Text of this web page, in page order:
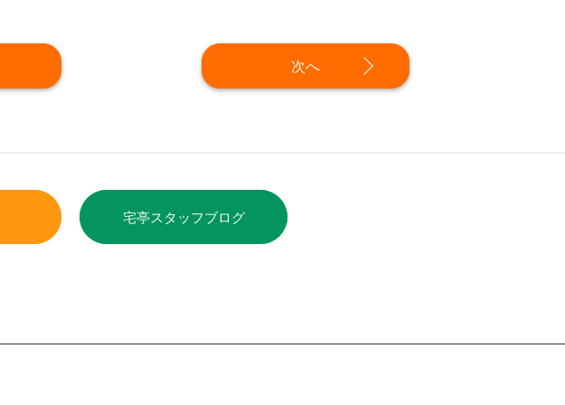
次へ
宅亭スタッフブログ